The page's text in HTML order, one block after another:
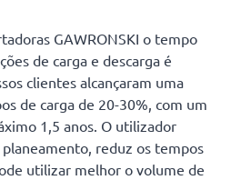
GAWRONSKI o tempo
de carga e descarga é
clientes alcançaram uma
de carga de 20-30%, com um
1,5 anos. O utilizador
reduz os tempos
utilizar melhor o volume de